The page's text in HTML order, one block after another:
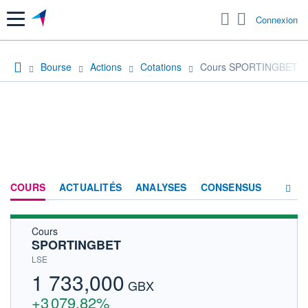
Menu Connexion
Bourse Actions Cotations Cours SPORTINGBET
COURS ACTUALITÉS ANALYSES CONSENSUS
Cours
SPORTINGBET
LSE
1 733,000 GBX
+3 079,82%